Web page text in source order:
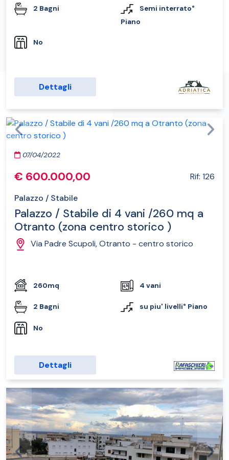
2 Bagni
Semi interrato°
Piano
No
Dettagli
Previous Next
07/04/2022
€ 600.000,00
Rif: 126
Palazzo / Stabile
Palazzo / Stabile di 4 vani /260 mq a
Otranto (zona centro storico )
Via Padre Scupoli, Otranto - centro storico
260mq 4 vani
2 Bagni su piu' livelli° Piano
No
Dettagli
Previous Next